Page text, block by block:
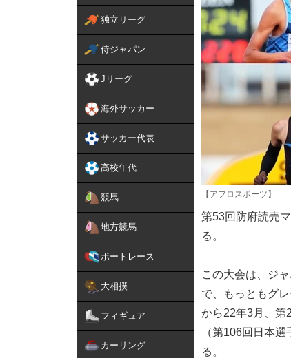
独立リーグ
侍ジャパン
Jリーグ
海外サッカー
サッカー代表
高校年代
競馬
地方競馬
ボートレース
大相撲
フィギュア
カーリング
【アフロスポーツ】
第53回防府読売
る。
この大会は、ジ
で、もっともグ
から22年3月、第
（第106回日本
る。